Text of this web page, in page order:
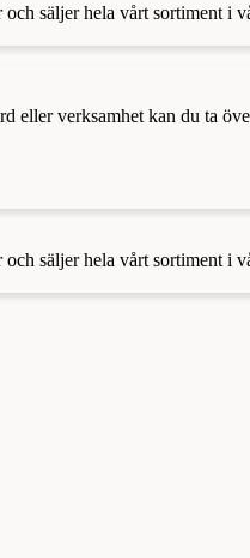
säljer hela vårt sortiment
eller verksamhet kan du ta
säljer hela vårt sortiment